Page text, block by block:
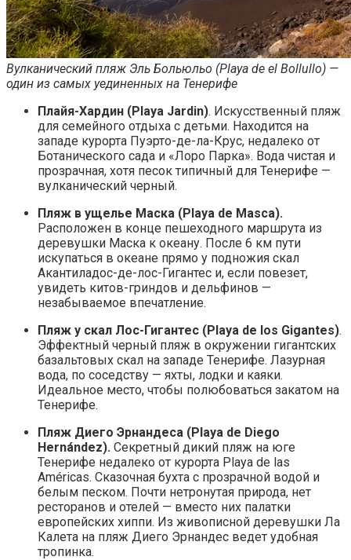
Вулканический пляж Эль Больюльо (Playa de el Bollullo) —
один из самых уединенных на Тенерифе
Плайя-Хардин (Playa Jardin). Искусственный пляж
для семейного отдыха с детьми. Находится на
западе курорта Пуэрто-де-ла-Крус, недалеко от
Ботанического сада и «Лоро Парка». Вода чистая и
прозрачная, хотя песок типичный для Тенерифе —
вулканический черный.
Пляж в ущелье Маска (Playa de Masca).
Расположен в конце пешеходного маршрута из
деревушки Маска к океану. После 6 км пути
искупаться в океане прямо у подножия скал
Акантиладос-де-лос-Гигантес и, если повезет,
увидеть китов-гриндов и дельфинов —
незабываемое впечатление.
Пляж у скал Лос-Гигантес (Playa de los Gigantes).
Эффектный черный пляж в окружении гигантских
базальтовых скал на западе Тенерифе. Лазурная
вода, по соседству — яхты, лодки и каяки.
Идеальное место, чтобы полюбоваться закатом на
Тенерифе.
Пляж Диего Эрнандеса (Playa de Diego
Hernández). Секретный дикий пляж на юге
Тенерифе недалеко от курорта Playa de las
Américas. Сказочная бухта с прозрачной водой и
белым песком. Почти нетронутая природа, нет
ресторанов и отелей — вместо них палатки
европейских хиппи. Из живописной деревушки Ла
Калета на пляж Диего Эрнандес ведет удобная
тропинка.